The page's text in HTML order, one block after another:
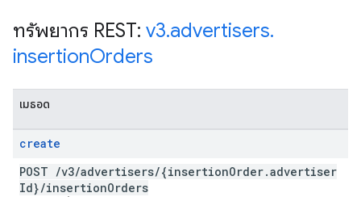
ทรัพยากร REST: v3.advertisers.
insertionOrders
เมธอด
create
POST /v3/advertisers/{insertionOrder.advertiser
Id}/insertionOrders